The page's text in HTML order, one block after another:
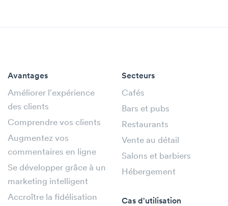
Avantages
Améliorer l'expérience
des clients
Comprendre vos clients
Augmentez vos
commentaires en ligne
Se développer grâce à un
marketing intelligent
Accroître la fidélisation
Secteurs
Cafés
Bars et pubs
Restaurants
Vente au détail
Salons et barbiers
Hébergement
Cas d'utilisation